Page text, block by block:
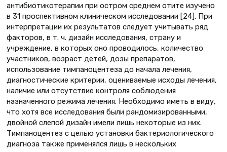
антибиотикотерапии при остром среднем отите изучено
в 31 проспективном клиническом исследовании [24]. При
интерпретации их результатов следует учитывать ряд
факторов, в т. ч. дизайн исследования, страну и
учреждение, в которых оно проводилось, количество
участников, возраст детей, дозы препаратов,
использование тимпаноцентеза до начала лечения,
диагностические критерии, оцениваемые исходы лечения,
наличие или отсутствие контроля соблюдения
назначенного режима лечения. Необходимо иметь в виду,
что хотя все исследования были рандомизированными,
двойной слепой дизайн имели лишь некоторые из них.
Тимпаноцентез с целью установки бактериологического
диагноза также применялся лишь в нескольких